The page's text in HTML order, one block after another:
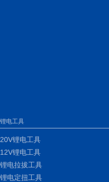
锂电工具
20V锂电工具
12V锂电工具
锂电拉拔工具
锂电定扭工具